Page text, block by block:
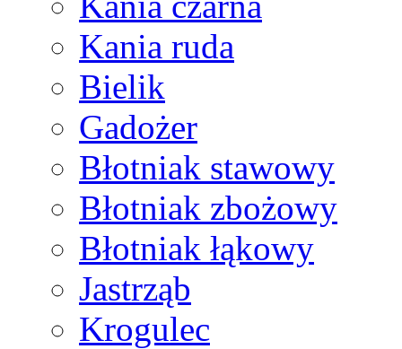
Kania ruda
Bielik
Gadożer
Błotniak stawowy
Błotniak zbożowy
Błotniak łąkowy
Jastrząb
Krogulec